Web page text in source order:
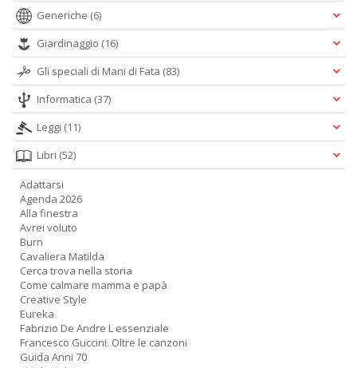
Generiche (6)
Giardinaggio (16)
Gli speciali di Mani di Fata (83)
Informatica (37)
Leggi (11)
Libri (52)
Adattarsi
Agenda 2026
Alla finestra
Avrei voluto
Burn
Cavaliera Matilda
Cerca trova nella storia
Come calmare mamma e papà
Creative Style
Eureka
Fabrizio De Andre L essenziale
Francesco Guccini. Oltre le canzoni
Guida Anni 70